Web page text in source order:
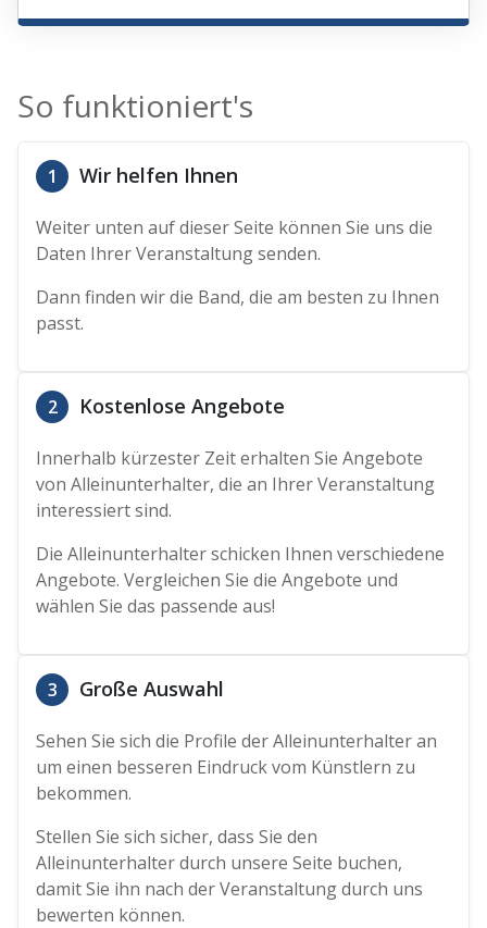
So funktioniert's
1 Wir helfen Ihnen
Weiter unten auf dieser Seite können Sie uns die
Daten Ihrer Veranstaltung senden.
Dann finden wir die Band, die am besten zu Ihnen
passt.
2 Kostenlose Angebote
Innerhalb kürzester Zeit erhalten Sie Angebote
von Alleinunterhalter, die an Ihrer Veranstaltung
interessiert sind.
Die Alleinunterhalter schicken Ihnen verschiedene
Angebote. Vergleichen Sie die Angebote und
wählen Sie das passende aus!
3 Große Auswahl
Sehen Sie sich die Profile der Alleinunterhalter an
um einen besseren Eindruck vom Künstlern zu
bekommen.
Stellen Sie sich sicher, dass Sie den
Alleinunterhalter durch unsere Seite buchen,
damit Sie ihn nach der Veranstaltung durch uns
bewerten können.